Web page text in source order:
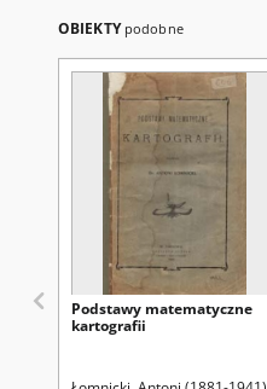
OBIEKTY podobne
Podstawy matematyczne
kartografii